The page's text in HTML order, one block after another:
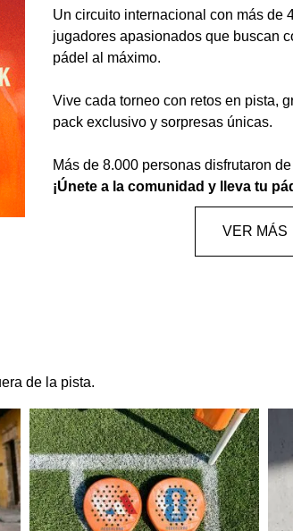
Un circuito internacional con más de
jugadores apasionados que buscan
pádel al máximo.
Vive cada torneo con retos en pista,
pack exclusivo y sorpresas únicas.
Más de 8.000 personas disfrutaron
¡Únete a la comunidad y lleva tu
VER MÁS
de la pista.